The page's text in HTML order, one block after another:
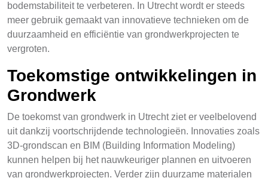
bodemstabiliteit te verbeteren. In Utrecht wordt er steeds
meer gebruik gemaakt van innovatieve technieken om de
duurzaamheid en efficiëntie van grondwerkprojecten te
vergroten.
Toekomstige ontwikkelingen in
Grondwerk
De toekomst van grondwerk in Utrecht ziet er veelbelovend
uit dankzij voortschrijdende technologieën. Innovaties zoals
3D-grondscan en BIM (Building Information Modeling)
kunnen helpen bij het nauwkeuriger plannen en uitvoeren
van grondwerkprojecten. Verder zijn duurzame materialen